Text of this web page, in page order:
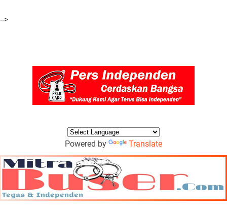
-->
Powered by Translate